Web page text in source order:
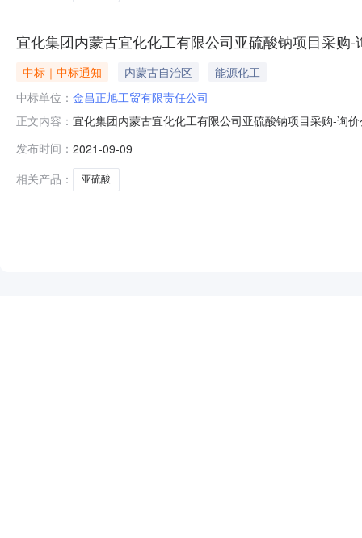
宜化集团内蒙古宜化化工有限公司亚硫酸钠项目采购-
中标｜中标通知 内蒙古自治区
能源化工
中标单位： 金昌正旭工贸有限责任公司
正文内容： 宜化集团内蒙古宜化化工有限公司亚硫酸钠项目采购-询
发布时间： 2021-09-09
相关产品：
亚硫酸